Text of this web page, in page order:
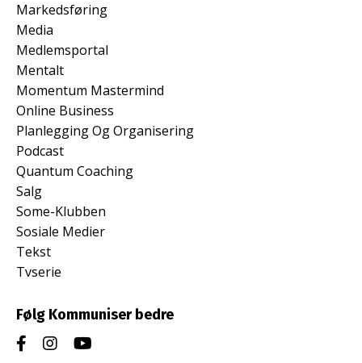
Markedsføring
Media
Medlemsportal
Mentalt
Momentum Mastermind
Online Business
Planlegging Og Organisering
Podcast
Quantum Coaching
Salg
Some-Klubben
Sosiale Medier
Tekst
Tvserie
Følg Kommuniser bedre